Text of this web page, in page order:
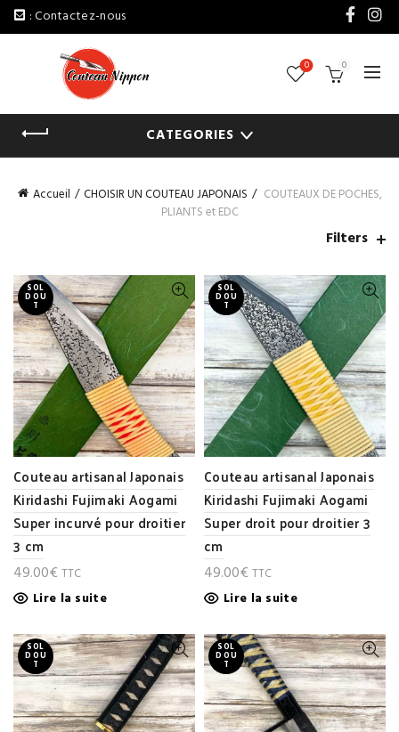
: Contactez-nous
0 0
CATEGORIES
Accueil CHOISIR UN COUTEAU JAPONAIS
COUTEAUX DE POCHES,
PLIANTS et EDC
Filters
SOL
D OU
T
Couteau artisanal Japonais
Kiridashi Fujimaki Aogami
Super incurvé pour droitier
3 cm
49.00€ TTC
Lire la suite
SOL
D OU
T
Couteau artisanal Japonais
Kiridashi Fujimaki Aogami
Super droit pour droitier 3
cm
49.00€ TTC
Lire la suite
SOL
D OU
T
SOL
D OU
T